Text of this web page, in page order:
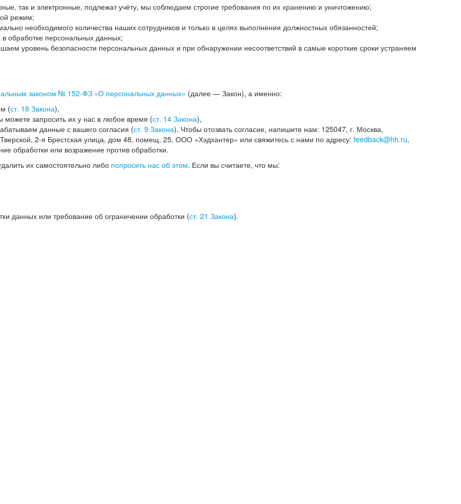
так и электронные, подлежат учёту, мы соблюдаем строгие требования по их хранению и уничтожению;
режим;
необходимого количества наших сотрудников и только в целях выполнения должностных обязанностей;
обработке персональных данных;
уровень безопасности персональных данных и при обнаружении несоответствий в самые короткие сроки устраняем
законом № 152-ФЗ «О персональных данных» (далее — Закон), а именно:
(ст. 18 Закона),
запросить их у нас в любое время (ст. 14 Закона),
данные с вашего согласия (ст. 9 Закона). Чтобы отозвать согласие, напишите нам: 125047, г. Москва,
2-я Брестская улица, дом 48, помещ. 25, ООО «Хэдхантер» или свяжитесь с нами по адресу: feedback@hh.ru,
обработки или возражение против обработки.
их самостоятельно либо попросить нас об этом. Если вы считаете, что мы:
данных или требование об ограничении обработки (ст. 21 Закона).